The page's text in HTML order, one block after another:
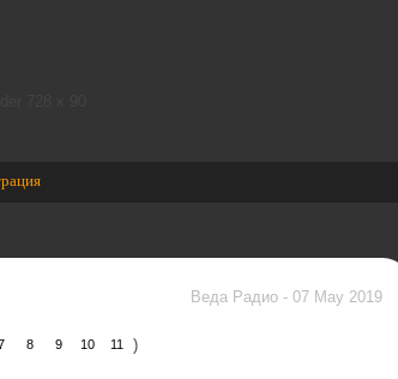
Веда Радио - 07 May 2019
8 9 10 11 )